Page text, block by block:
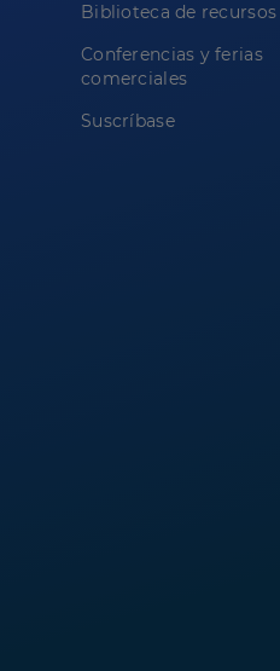
Biblioteca de recursos
Conferencias y ferias
comerciales
Suscríbase